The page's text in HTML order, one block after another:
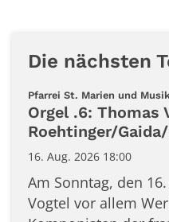
Die nächsten
Pfarrei St. Marien und
Orgel .6: Thomas
Roehtinger/
16. Aug. 2026 18:00
Am Sonntag, den
Vogtel vor allem